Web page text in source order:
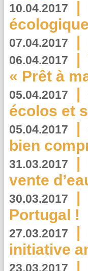
10.04.2017 |
07.04.2017 |
06.04.2017 |
« Prêt à
05.04.2017 |
écolos et
05.04.2017 |
bien
31.03.2017 |
vente
30.03.2017 |
Portugal !
27.03.2017 |
initiative
23.03.2017 |